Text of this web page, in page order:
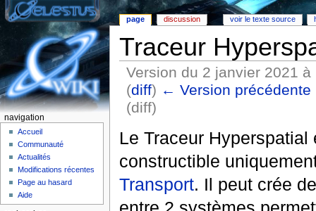
Traceur
Version du 2 janvier 2021
(diff) ← Version précédente
(diff)
Le Traceur
constructible
Transport. Il peut crée
page discussion voir le texte source
navigation
Accueil
Communauté
Actualités
Modifications récentes
Page au hasard
Aide